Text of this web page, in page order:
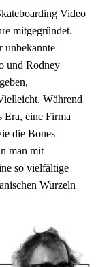
Video
mitgegründet.
unbekannte
und Rodney
Während
Era, eine Firma
die Bones
man mit
so vielfältige
Wurzeln